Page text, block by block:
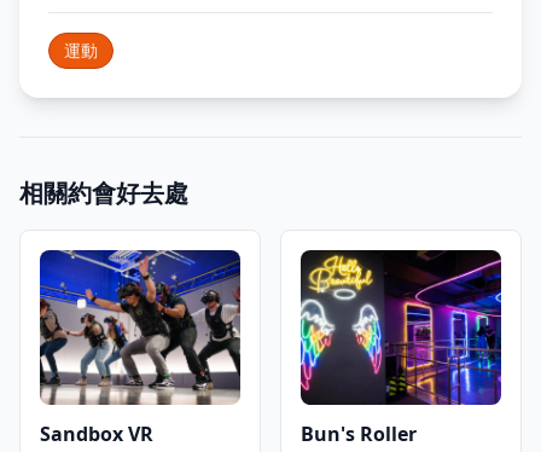
運動
相關約會好去處
Sandbox VR Bun's Roller